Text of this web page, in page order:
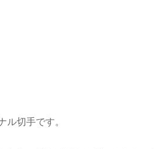
ル切手です。